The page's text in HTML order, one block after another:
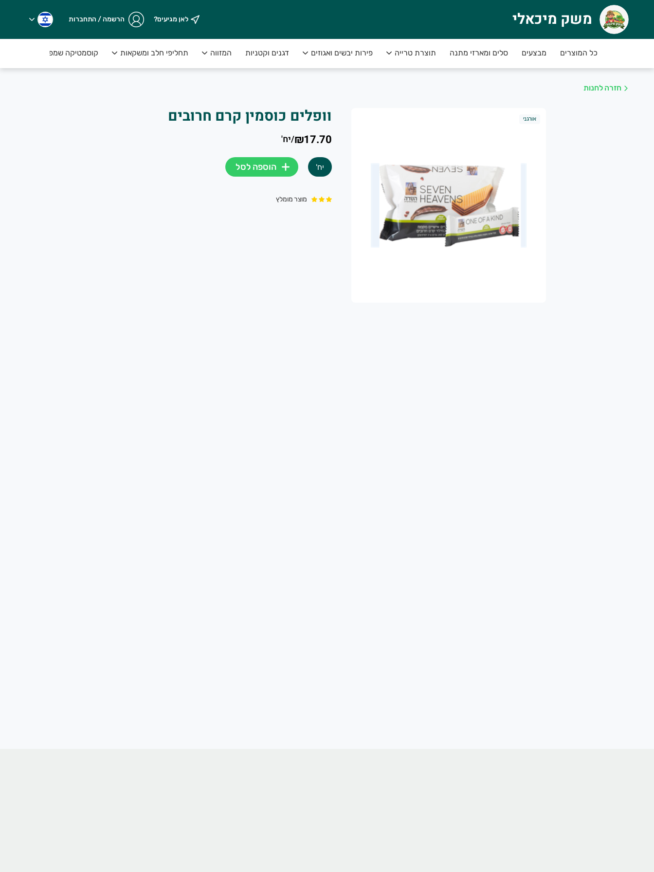
משק מיכאלי
משק מיכאלי - מהשדה עד הבית
ולדעת בלב שלם שקבלת תוצרת נקייה, טרייה שמטופלת הכי טוב שיש בשדה, עד הבית🏡. ובאחריות מלאה.
משק מיכאלי מזמין אותך להצטרף לתכנית המנויים, ללא התחייבות ועלות, ומבטיח ירקות ופירות טריים עד הבית ו-5% הנחה קבועים בכל משלוח. ללא כפל מבצעים. לעוד פרטים על המנוי>>
+ האריזה וההפצה של המשק ניתן באמצעות האורגני.
משק מיכאלי לאן מגיעים? הרשמה / התחברות
כל המוצרים מבצעים סלים ומארזי מתנה תוצרת טרייה פירות יבשים ואגוזים דגנים וקטניות המזווה תחליפי חלב ומשקאות קוסמטיקה שמפו וסבונים
חזרה לחנות
אורגני וופלים כוסמין קרם חרובים
₪17.70
/יח'
יח' הוספה לסל
מוצר מומלץ